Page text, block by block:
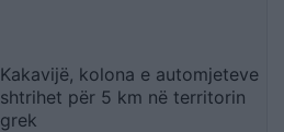
Kakavijë, kolona e automjeteve
shtrihet për 5 km në territorin
grek